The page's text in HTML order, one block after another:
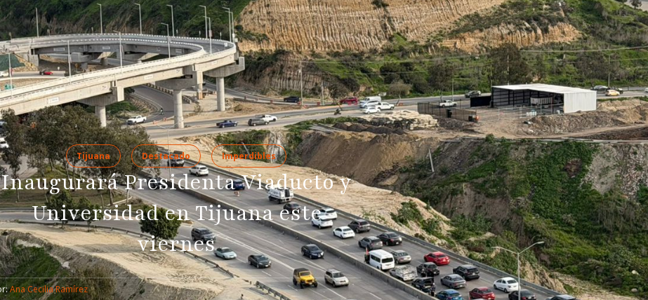
Tijuana Destacado Imperdibles
Inaugurará Presidenta Viaducto y
Universidad en Tijuana este
viernes
Ana Cecilia Ramírez